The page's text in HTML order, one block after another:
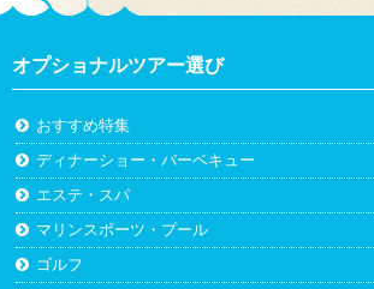
オプショナルツアー選び
おすすめ特集
ディナーショー・バーベキュー
エステ・スパ
マリンスポーツ・プール
ゴルフ